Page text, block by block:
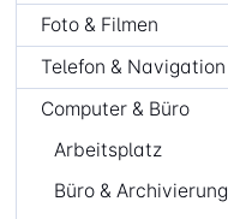
Foto & Filmen
Telefon & Navigation
Computer & Büro
Arbeitsplatz
Büro & Archivierung